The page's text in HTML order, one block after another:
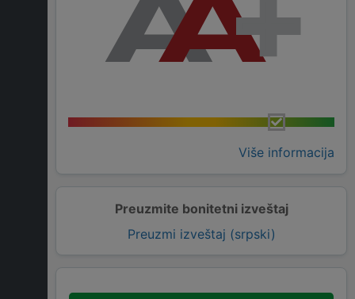
Više informacija
Preuzmite bonitetni izveštaj
Preuzmi izveštaj (srpski)